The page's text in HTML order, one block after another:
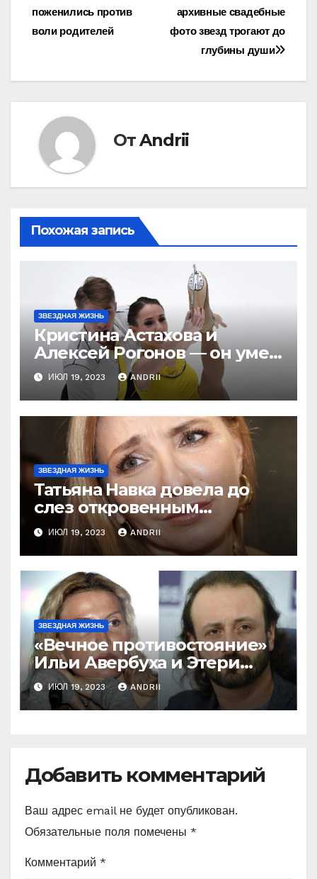
по
записям
архивные свадебные
фото звезд трогают до
глубины души
поженились против
воли родителей
ОтAndrii
Похожая запись
ЗВЕЗДНАЯ ЖИЗНЬ
Кристина Астахова и
Алексей Рогонов — он умер
ради неё, а зря! Как
непредсказуема жизнь!
ИЮЛ 19, 2023 ANDRII
ЗВЕЗДНАЯ ЖИЗНЬ
Татьяна Навка довела до
слез откровенным
признанием об Оксане
Домниной! Ну и ну!
ИЮЛ 19, 2023 ANDRII
ЗВЕЗДНАЯ ЖИЗНЬ
«Вечное противостояние»
Ильи Авербуха и Этери
Тутберидзе. Кто же
«перетянет одеяло» на
себя
ИЮЛ 19, 2023 ANDRII
Добавить комментарий
Ваш адрес email не будет опубликован.
Обязательные поля помечены *
Комментарий *